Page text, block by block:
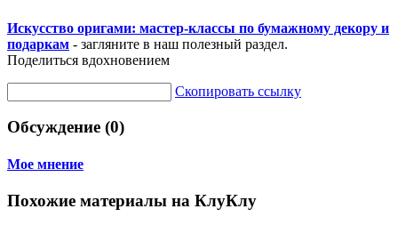
Искусство оригами: мастер-классы по бумажному декору и
подаркам - загляните в наш полезный раздел.
Поделиться вдохновением
Скопировать ссылку
Обсуждение (0)
Мое мнение
Похожие материалы на КлуКлу